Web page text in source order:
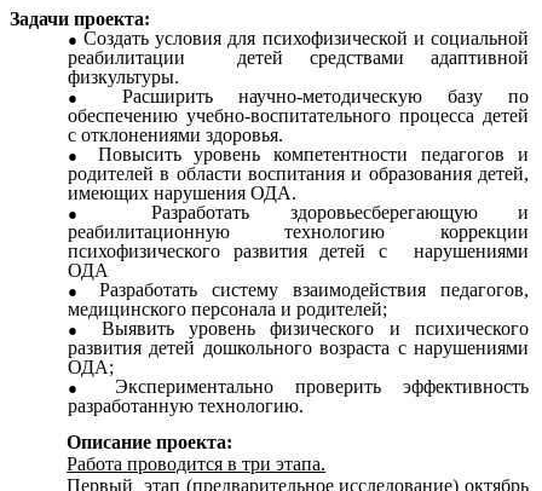
Задачи проекта:
Создать условия для психофизической и социальной
реабилитации детей средствами адаптивной
физкультуры.
Расширить научно-методическую базу по
обеспечению учебно-воспитательного процесса детей
с отклонениями здоровья.
Повысить уровень компетентности педагогов и
родителей в области воспитания и образования детей,
имеющих нарушения ОДА.
Разработать здоровьесберегающую и
реабилитационную технологию коррекции
психофизического развития детей с нарушениями
ОДА
Разработать систему взаимодействия педагогов,
медицинского персонала и родителей;
Выявить уровень физического и психического
развития детей дошкольного возраста с нарушениями
ОДА;
Экспериментально проверить эффективность
разработанную технологию.
Описание проекта:
Работа проводится в три этапа.
Первый этап (предварительное исследование) октябрь